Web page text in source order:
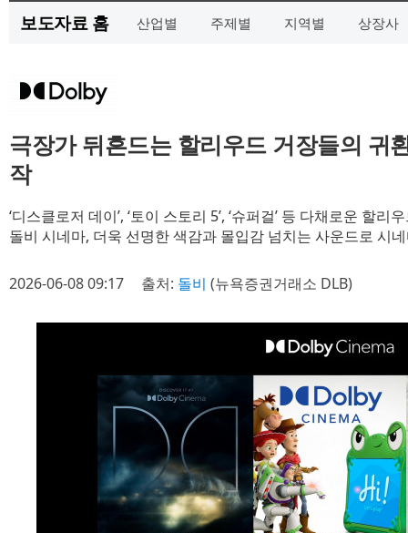
보도자료 홈 산업별 주제별 지역별 상장사
극장가 뒤흔드는 할리우드 거장들의 귀
작
‘디스클로저 데이’, ‘토이 스토리 5’, ‘슈퍼걸’ 등 다채로운 할리
돌비 시네마, 더욱 선명한 색감과 몰입감 넘치는 사운드로 시
2026-06-08 09:17 출처: 돌비 (뉴욕증권거래소 DLB)